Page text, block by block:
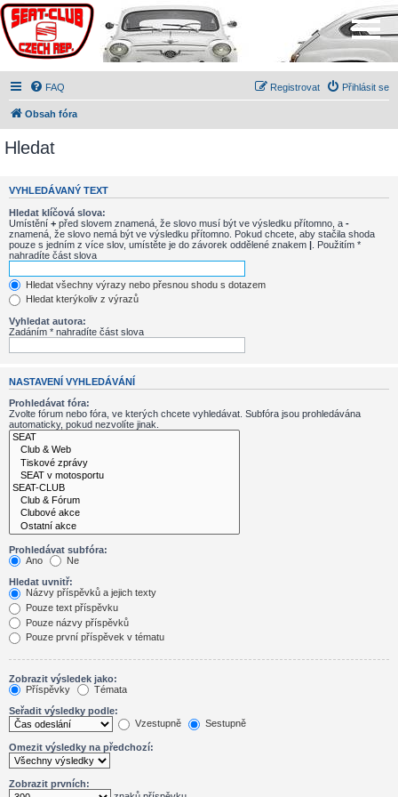
FAQ Přihlásit se
Registrovat
Obsah fóra
Hledat
VYHLEDÁVANÝ TEXT
Hledat klíčová slova:
Umístění + před slovem znamená, že slovo musí být ve výsledku přítomno, a -
znamená, že slovo nemá být ve výsledku přítomno. Pokud chcete, aby stačila shoda
pouze s jedním z více slov, umístěte je do závorek oddělené znakem | . Použitím *
nahradíte část slova
Hledat všechny výrazy nebo přesnou shodu s dotazem
Hledat kterýkoliv z výrazů
Vyhledat autora:
Zadáním * nahradíte část slova
NASTAVENÍ VYHLEDÁVÁNÍ
Prohledávat fóra:
Zvolte fórum nebo fóra, ve kterých chcete vyhledávat. Subfóra jsou prohledávána
automaticky, pokud nezvolíte jinak.
Prohledávat subfóra:
Ano
Ne
Hledat uvnitř:
Názvy příspěvků a jejich texty
Pouze text příspěvku
Pouze názvy příspěvků
Pouze první příspěvek v tématu
Zobrazit výsledek jako:
Příspěvky
Témata
Seřadit výsledky podle:
Vzestupně
Sestupně
Omezit výsledky na předchozí:
Zobrazit prvních: